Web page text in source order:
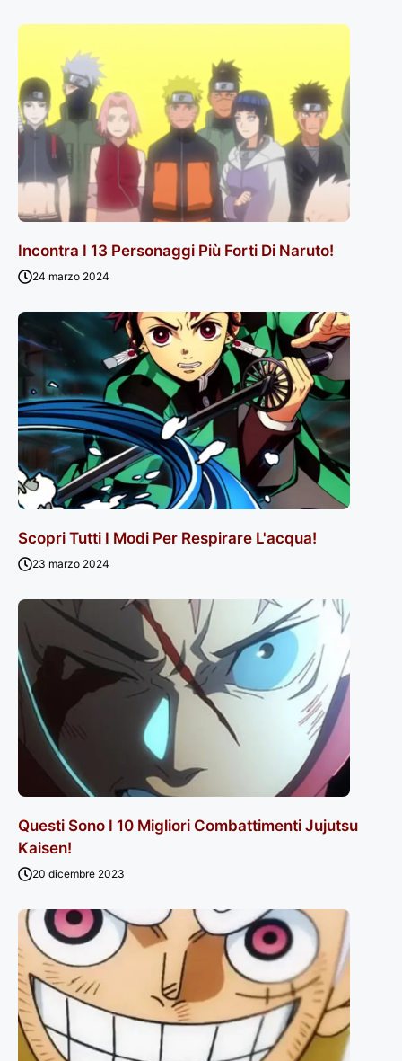
Incontra I 13 Personaggi Più Forti Di Naruto!
24 marzo 2024
Scopri Tutti I Modi Per Respirare L'acqua!
23 marzo 2024
Questi Sono I 10 Migliori Combattimenti Jujutsu
Kaisen!
20 dicembre 2023